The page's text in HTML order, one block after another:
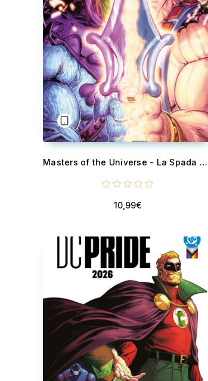
Masters of the Universe - La Spada dei Difetti
10,99€